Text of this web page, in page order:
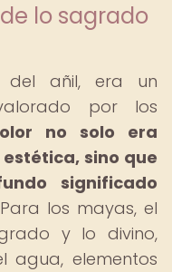
lo sagrado
del añil, era un
por los
no solo era
sino que
significado
Para los mayas, el
y lo divino,
agua, elementos